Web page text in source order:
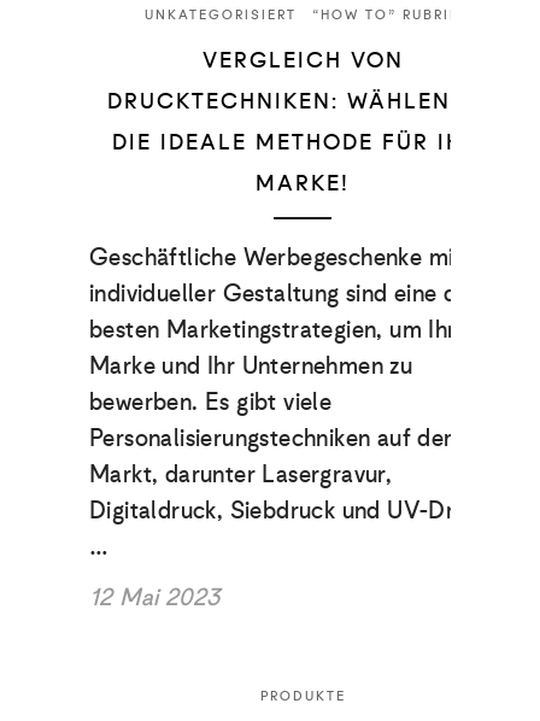
UNKATEGORISIERT
“HOW TO” RUBRIK
VERGLEICH VON
DRUCKTECHNIKEN: WÄHLEN SIE
DIE IDEALE METHODE FÜR IHRE
MARKE!
Geschäftliche Werbegeschenke mit
individueller Gestaltung sind eine der
besten Marketingstrategien, um Ihre
Marke und Ihr Unternehmen zu
bewerben. Es gibt viele
Personalisierungstechniken auf dem
Markt, darunter Lasergravur,
Digitaldruck, Siebdruck und UV-Druck.
…
12 Mai 2023
PRODUKTE